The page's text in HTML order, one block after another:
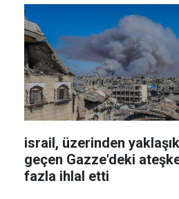
israil, üzerinden
geçen Gazze'deki
fazla ihlal etti